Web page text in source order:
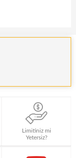
Limitiniz mi
Yetersiz?